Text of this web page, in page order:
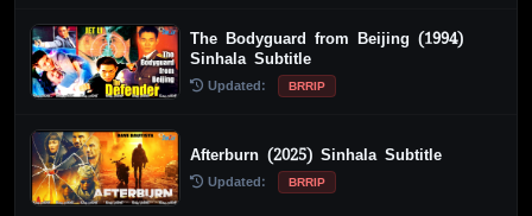
The Bodyguard from Beijing (1994)
Sinhala Subtitle
Updated: BRRIP
Afterburn (2025) Sinhala Subtitle
Updated: BRRIP